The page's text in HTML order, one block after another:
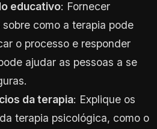
educativo: Fornecer
como a terapia pode
o processo e responder
ajudar as pessoas a se
da terapia: Explique os
terapia psicológica, como o